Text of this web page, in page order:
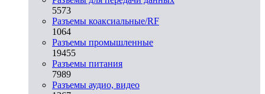
5573
Разъeмы коаксиальные/RF
1064
Разъeмы промышленные
19455
Разъeмы питания
7989
Разъeмы аудио, видео